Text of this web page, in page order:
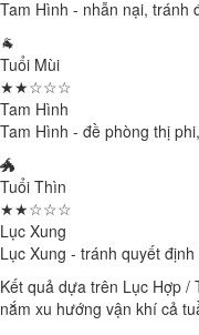
Tam Hình - nhẫn nại, tránh
🐐
Tuổi Mùi
★★☆☆☆
Tam Hình
Tam Hình - đề phòng thị
🐲
Tuổi Thìn
★★☆☆☆
Lục Xung
Lục Xung - tránh quyết định
Kết quả dựa trên Lục Hợp /
nắm xu hướng vận khí cả